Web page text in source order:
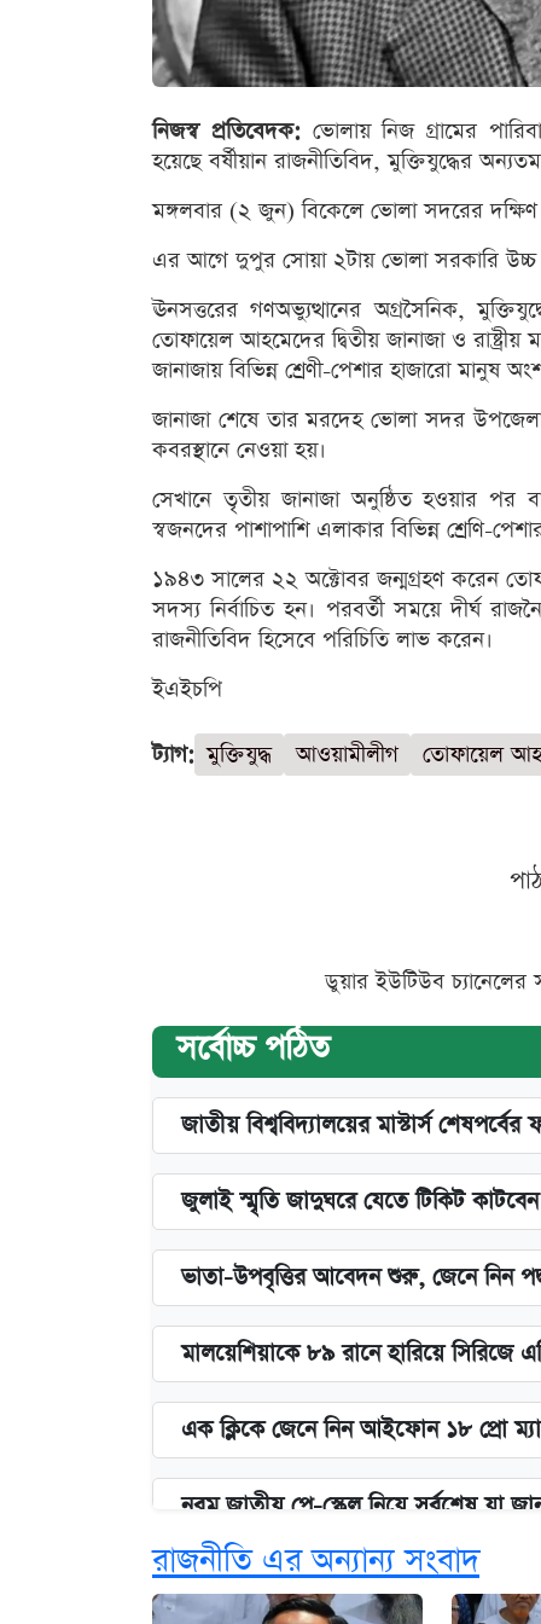
নিজস্ব প্রতিবেদক:ভোলায় নিজ গ্রামের
হয়েছে বর্ষীয়ান রাজনীতিবিদ, মুক্তিযুদ্ধের
মঙ্গলবার (২ জুন) বিকেলে ভোলা সদরের দক্ষিণ
এর আগে দুপুর সোয়া ২টায় ভোলা সরকারি উচ্চ
ঊনসত্তরের গণঅভ্যুত্থানের অগ্রসৈনিক,
তোফায়েল আহমেদের দ্বিতীয় জানাজা ও রাষ্ট্রীয়
জানাজায় বিভিন্ন শ্রেণী-পেশার হাজারো মানুষ
জানাজা শেষে তার মরদেহ ভোলা সদর
কবরস্থানে নেওয়া হয়।
সেখানে তৃতীয় জানাজা অনুষ্ঠিত হওয়ার
স্বজনদের পাশাপাশি এলাকার বিভিন্ন শ্রেণি-
১৯৪৩ সালের ২২ অক্টোবর জন্মগ্রহণ করেন
সদস্য নির্বাচিত হন। পরবর্তী সময়ে দীর্ঘ
রাজনীতিবিদ হিসেবে পরিচিতি লাভ করেন।
ইএইচপি
ট্যাগ: মুক্তিযুদ্ধ আওয়ামীলীগ তোফায়েল
ডুয়ার ইউটিউব চ্যানেলের
সর্বোচ্চ পঠিত
জাতীয় বিশ্ববিদ্যালয়ের মাস্টার্স
জুলাই স্মৃতি জাদুঘরে যেতে টিকিট
ভাতা-উপবৃত্তির আবেদন শুরু, জেনে নিন
মালয়েশিয়াকে ৮৯ রানে হারিয়ে সিরিজে
এক ক্লিকে জেনে নিন আইফোন ১৮ প্রো
নবম জাতীয় পে-স্কেল নিয়ে সর্বশেষ যা
পাঁচ দপ্তরে নতুন সচিব নিয়োগ দিল সরকার
রাজনীতি এর অন্যান্য সংবাদ